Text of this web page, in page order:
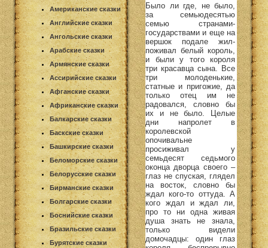
Американские сказки
Английские сказки
Ангольские сказки
Арабские сказки
Армянские сказки
Ассирийские сказки
Афганские сказки
Африканские сказки
Балкарские сказки
Баскские сказки
Башкирские сказки
Беломорские сказки
Белорусские сказки
Бирманские сказки
Болгарские сказки
Боснийские сказки
Бразильские сказки
Бурятские сказки
Было ли где, не было,
за семьюдесятью
семью странами-
государствами и еще на
вершок подале жил-
поживал белый король,
и были у того короля
три красавца сына. Все
три молоденькие,
статные и пригожие, да
только отец им не
радовался, словно бы
их и не было. Целые
дни напролет в
королевской
опочивальне
просиживал у
семьдесят седьмого
оконца дворца своего –
глаз не спуская, глядел
на восток, словно бы
ждал кого-то оттуда. А
кого ждал и ждал ли,
про то ни одна живая
душа знать не знала,
только видели
домочадцы: один глаз